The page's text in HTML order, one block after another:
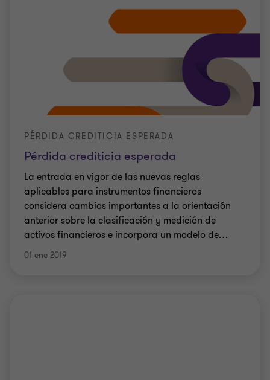
Pérdida crediticia esperada
PÉRDIDA CREDITICIA ESPERADA
La entrada en vigor de las nuevas reglas
aplicables para instrumentos financieros
considera cambios importantes a la orientación
anterior sobre la clasificación y medición de
activos financieros e incorpora un modelo de…
01 ene 2019